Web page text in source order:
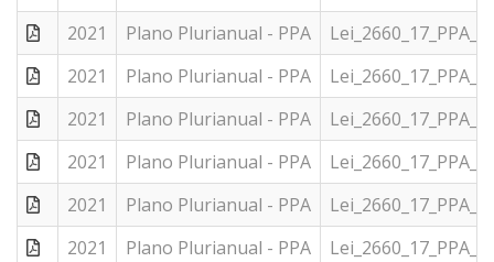
2021
Plano Plurianual - PPA
2021
Plano Plurianual - PPA
2021
Plano Plurianual - PPA
2021
Plano Plurianual - PPA
2021
Plano Plurianual - PPA
2021
Plano Plurianual - PPA